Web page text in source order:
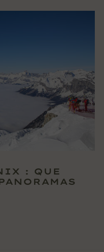
: QUE